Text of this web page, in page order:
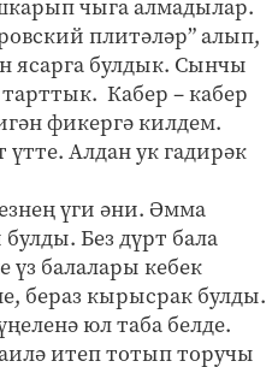
чыга алмадылар.
плитәләр” алып,
ясарга булдык. Сынчы
Кабер – кабер
фикергә килдем.
Алдан ук гадирәк
үги әни. Әмма
Без дүрт бала
үз балалары кебек
бераз кырысрак булды.
юл таба белде.
итеп тотып торучы